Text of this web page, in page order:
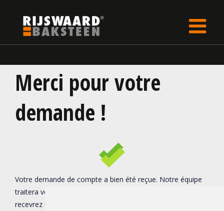
Merci pour votre
demande !
Votre demande de compte a bien été reçue. Notre équipe
traitera votre demande dans les plus brefs délais. Vous
recevrez un e-mail contenant vos données de connexion